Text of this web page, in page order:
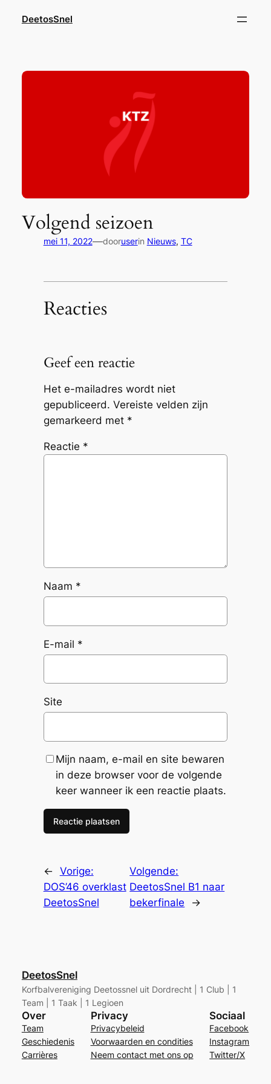
DeetosSnel
Volgend seizoen
mei 11, 2022—dooruserin Nieuws, TC
Reacties
Geef een reactie
Het e-mailadres wordt niet
gepubliceerd. Vereiste velden zijn
gemarkeerd met *
Reactie *
Naam *
E-mail *
Site
Mijn naam, e-mail en site bewaren
in deze browser voor de volgende
keer wanneer ik een reactie plaats.
← Vorige:
DOS’46 overklast
DeetosSnel
Volgende:
DeetosSnel B1 naar
bekerfinale
→
DeetosSnel
Korfbalvereniging Deetossnel uit Dordrecht | 1 Club | 1
Team | 1 Taak | 1 Legioen
Over
Team
Geschiedenis
Carrières
Privacy
Privacybeleid
Voorwaarden en condities
Neem contact met ons op
Sociaal
Facebook
Instagram
Twitter/X